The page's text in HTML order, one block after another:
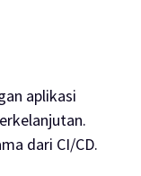
aplikasi
dari CI/CD.